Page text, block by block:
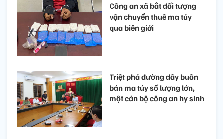
Công an xã bắt đối tượng
vận chuyển thuê ma túy
qua biên giới
Triệt phá đường dây buôn
bán ma túy số lượng lớn,
một cán bộ công an hy sinh